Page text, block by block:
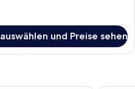
und Preise sehen